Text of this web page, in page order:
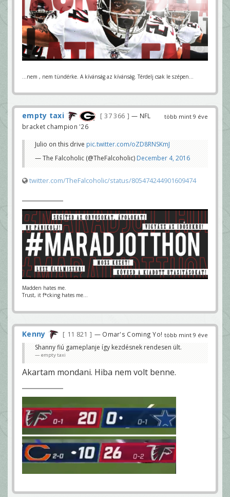
...nem , nem tündérke. A kívánság az kívánság. Térdelj csak le szépen...
több mint 9 éve
empty taxi 37 366
— NFL
bracket champion '26
Julio on this drive pic.twitter.com/oZD8RNSKmJ
— The Falcoholic (@TheFalcoholic)December 4, 2016
twitter.com/TheFalcoholic/status/805474244901609474
Madden hates me.
Trust, it f*cking hates me...
több mint 9 éve
Kenny 11 821 — Omar's Coming Yo!
Shanny fiú gameplanje így kezdésnek rendesen ült.
empty taxi
Akartam mondani. Hiba nem volt benne.